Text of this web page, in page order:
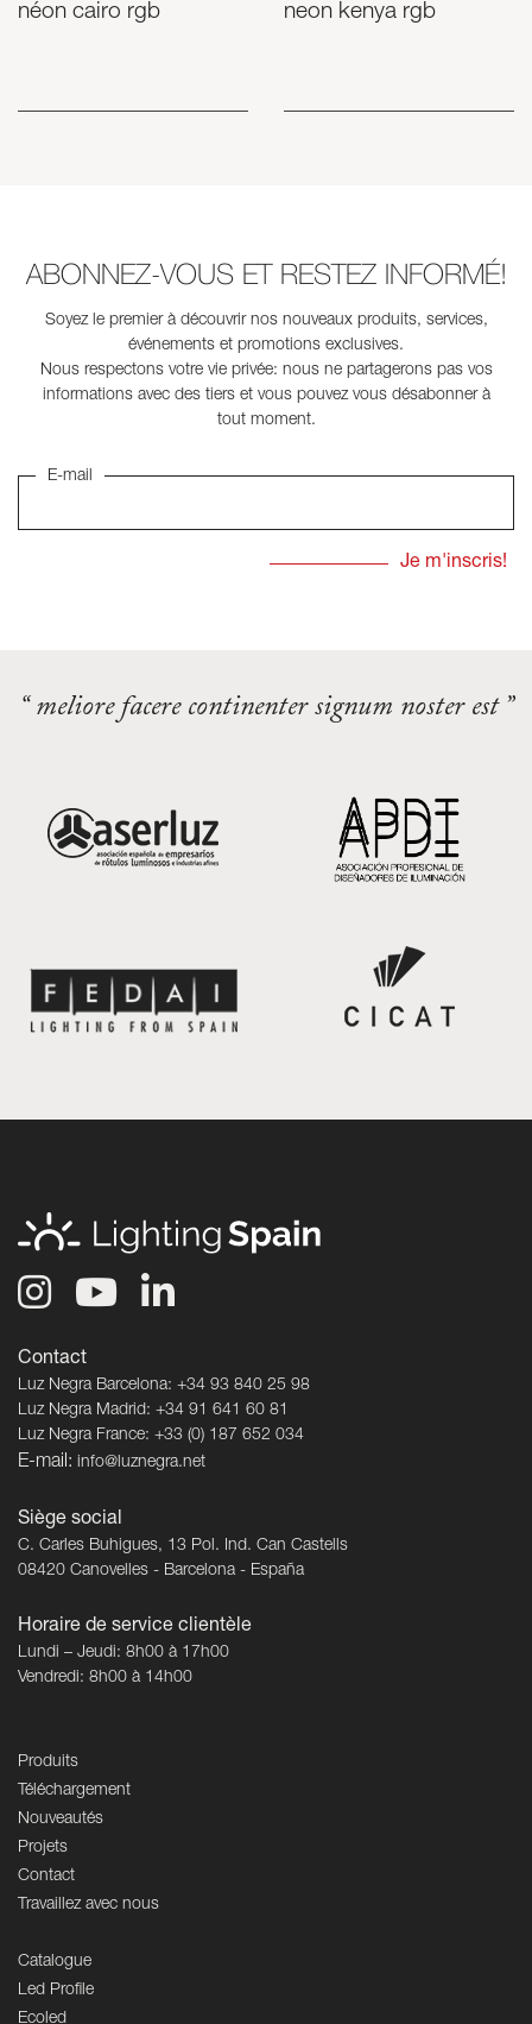
néon cairo rgb neon kenya rgb
ABONNEZ-VOUS ET RESTEZ INFORMÉ!
Soyez le premier à découvrir nos nouveaux produits, services,
événements et promotions exclusives.
Nous respectons votre vie privée: nous ne partagerons pas vos
informations avec des tiers et vous pouvez vous désabonner à
tout moment.
E-mail
“ meliore facere continenter signum noster est ”
Contact
Luz Negra Barcelona: +34 93 840 25 98
Luz Negra Madrid: +34 91 641 60 81
Luz Negra France: +33 (0) 187 652 034
E-mail: info@luznegra.net
Siège social
C. Carles Buhigues, 13 Pol. Ind. Can Castells
08420 Canovelles - Barcelona - España
Horaire de service clientèle
Lundi – Jeudi: 8h00 à 17h00
Vendredi: 8h00 à 14h00
Produits
Téléchargement
Nouveautés
Projets
Contact
Travaillez avec nous
Catalogue
Led Profile
Ecoled